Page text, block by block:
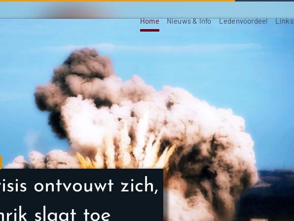
Home Nieuws & Info Ledenvoordeel Links
ontvouwt zich,
slaat toe